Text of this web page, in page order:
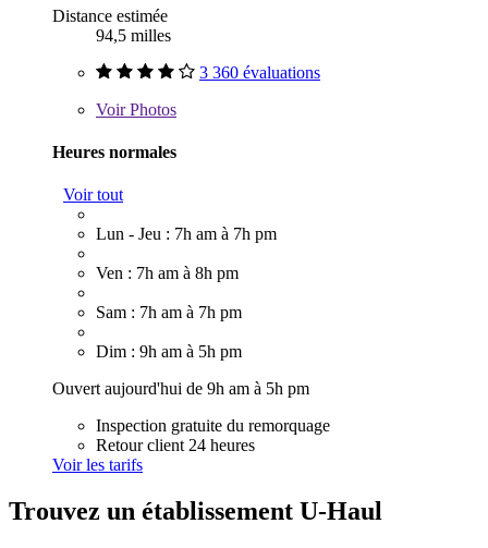
Distance estimée
94,5 milles
3 360 évaluations
VoirPhotos
Heures normales
Voir tout
Lun - Jeu : 7h am à 7h pm
Ven : 7h am à 8h pm
Sam : 7h am à 7h pm
Dim : 9h am à 5h pm
Ouvert aujourd'hui de 9h am à 5h pm
Inspection gratuite du remorquage
Retour client 24 heures
Voir les tarifs
Trouvez un établissement U-Haul